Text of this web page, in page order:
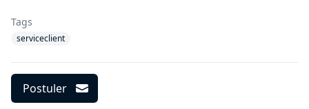
Tags
serviceclient
Postuler